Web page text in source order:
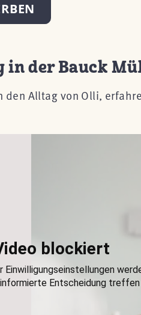
in der Bauck
den Alltag von Olli,